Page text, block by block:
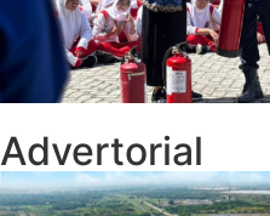
Advertorial